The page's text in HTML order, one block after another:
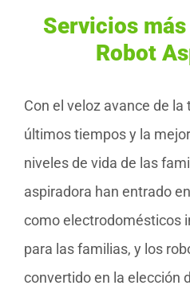
Servicios
Robot
Con el veloz avance de
últimos tiempos y la
niveles de vida de las
aspiradora han entrado
como electrodomésticos
para las familias, y los
convertido en la elección